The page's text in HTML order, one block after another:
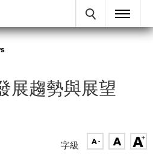
展趨勢與展望
字級